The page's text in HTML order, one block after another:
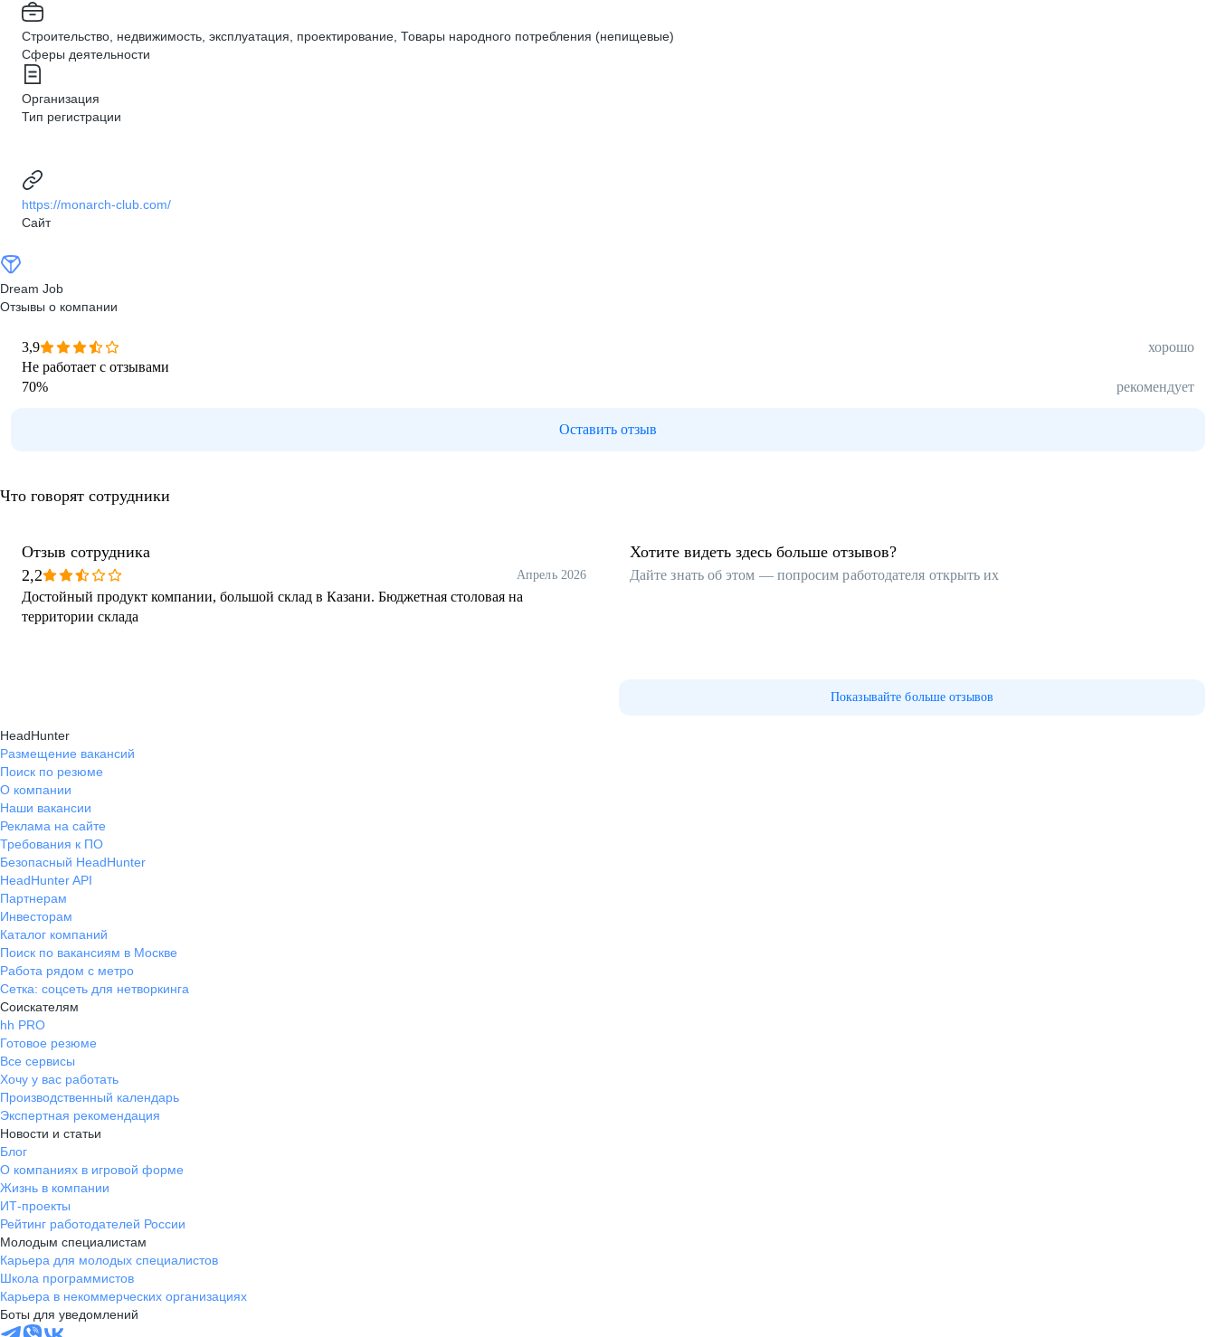
Строительство, недвижимость, эксплуатация, проектирование, Товары народного потребления (непищевые)
Сферы деятельности
Организация
Тип регистрации
https://monarch-club.com/
Сайт
Dream Job
Отзывы о компании
3,9
хорошо
Не работает с отзывами
70% рекомендует
Оставить отзыв
Что говорят сотрудники
Отзыв сотрудника
2,2
Апрель 2026
Достойный продукт компании, большой склад в Казани. Бюджетная столовая на
территории склада
Хотите видеть здесь больше отзывов?
Дайте знать об этом — попросим работодателя открыть их
Показывайте больше отзывов
HeadHunter
Размещение вакансий
Поиск по резюме
О компании
Наши вакансии
Реклама на сайте
Требования к ПО
Безопасный HeadHunter
HeadHunter API
Партнерам
Инвесторам
Каталог компаний
Поиск по вакансиям в Москве
Работа рядом с метро
Сетка: соцсеть для нетворкинга
Соискателям
hh PRO
Готовое резюме
Все сервисы
Хочу у вас работать
Производственный календарь
Экспертная рекомендация
Новости и статьи
Блог
О компаниях в игровой форме
Жизнь в компании
ИТ-проекты
Рейтинг работодателей России
Молодым специалистам
Карьера для молодых специалистов
Школа программистов
Карьера в некоммерческих организациях
Боты для уведомлений